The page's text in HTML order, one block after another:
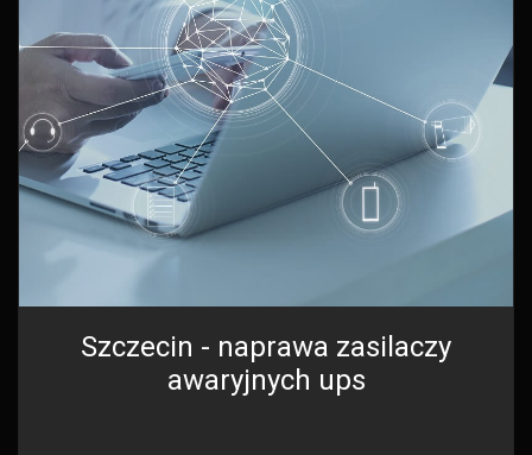
Szczecin - naprawa zasilaczy
awaryjnych ups